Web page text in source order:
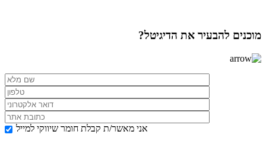
מוכנים להבעיר את הדיגיטל?
אני מאשר/ת קבלת חומר שיווקי למייל